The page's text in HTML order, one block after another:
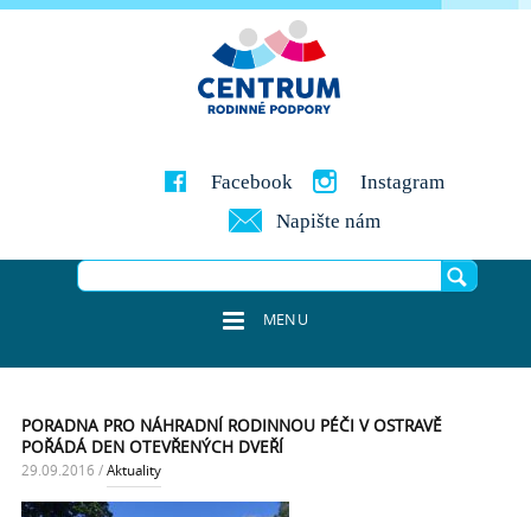
Facebook
Instagram
Napište nám
MENU
PORADNA PRO NÁHRADNÍ RODINNOU PÉČI V OSTRAVĚ
POŘÁDÁ DEN OTEVŘENÝCH DVEŘÍ
29.09.2016 / Aktuality